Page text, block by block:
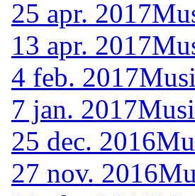
25 apr. 2017
13 apr. 2017
4 feb. 2017
7 jan. 2017
25 dec. 2016
27 nov. 2016